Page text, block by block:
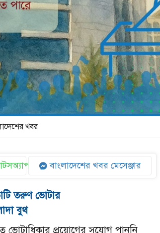
খবর
বাংলাদেশের খবর মেসেঞ্জার
তরুণ ভোটার
বুথ
ভোটাধিকার প্রয়োগের সুযোগ পাননি